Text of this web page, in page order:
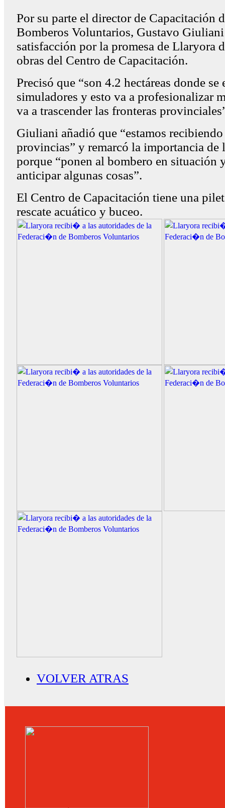
Por su parte el director de Capacitación
Bomberos Voluntarios, Gustavo
satisfacción por la promesa de Llaryora
obras del Centro de Capacitación.
Precisó que “son 4.2 hectáreas donde
simuladores y esto va a profesionalizar
va a trascender las fronteras
Giuliani añadió que “estamos recibiendo
provincias” y remarcó la importancia de
porque “ponen al bombero en situación
anticipar algunas cosas”.
El Centro de Capacitación tiene una
rescate acuático y buceo.
VOLVER ATRAS